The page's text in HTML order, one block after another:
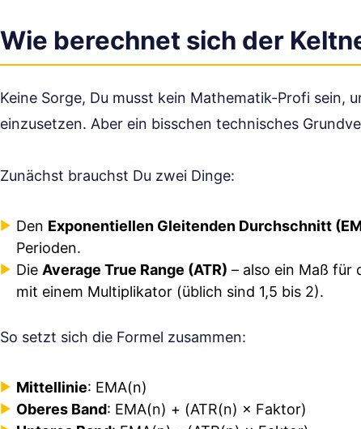
Wie berechnet sich der
Keine Sorge, Du musst kein Mathematik-Profi sein,
einzusetzen. Aber ein bisschen technisches
Zunächst brauchst Du zwei Dinge:
Den Exponentiellen Gleitenden Durchschnitt
Perioden.
Die Average True Range (ATR) – also ein Maß für
mit einem Multiplikator (üblich sind 1,5 bis 2).
So setzt sich die Formel zusammen:
Mittellinie: EMA(n)
Oberes Band: EMA(n) + (ATR(n) × Faktor)